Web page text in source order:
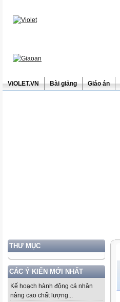
ViOLET.VN Bài giảng Giáo án
THƯ MỤC
CÁC Ý KIẾN MỚI NHẤT
Kế hoạch hành động cá nhân
nâng cao chất lượng...